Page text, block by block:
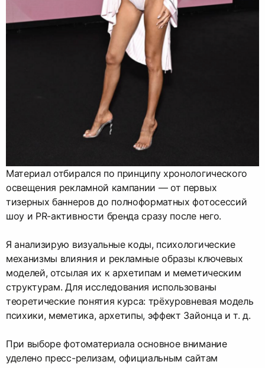
Материал отбирался по принципу хронологического
освещения рекламной кампании — от первых
тизерных баннеров до полноформатных фотосессий
шоу и PR-активности бренда сразу после него.
Я анализирую визуальные коды, психологические
механизмы влияния и рекламные образы ключевых
моделей, отсылая их к архетипам и меметическим
структурам. Для исследования использованы
теоретические понятия курса: трёхуровневая модель
психики, меметика, архетипы, эффект Зайонца и т. д.
При выборе фотоматериала основное внимание
уделено пресс-релизам, официальным сайтам